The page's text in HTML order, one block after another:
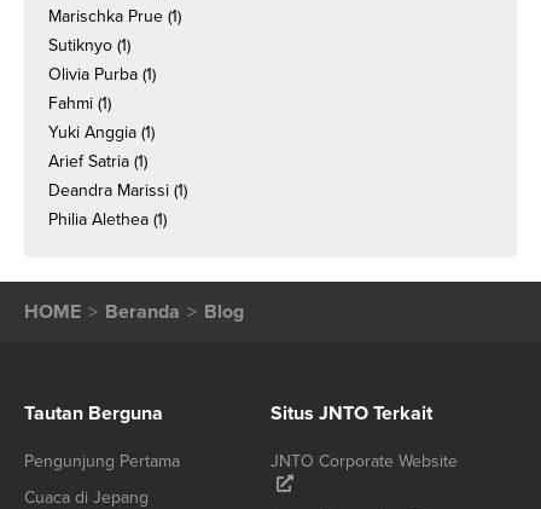
Marischka Prue (1)
Sutiknyo (1)
Olivia Purba (1)
Fahmi (1)
Yuki Anggia (1)
Arief Satria (1)
Deandra Marissi (1)
Philia Alethea (1)
HOME Beranda Blog
Tautan Berguna
Pengunjung Pertama
Cuaca di Jepang
Situs JNTO Terkait
JNTO Corporate Website